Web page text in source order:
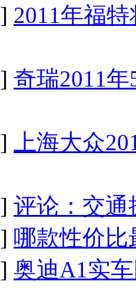
] 2011年福
] 奇瑞2011
]
上海大众
] 评论：交通
] 哪款性价比
] 奥迪A1实